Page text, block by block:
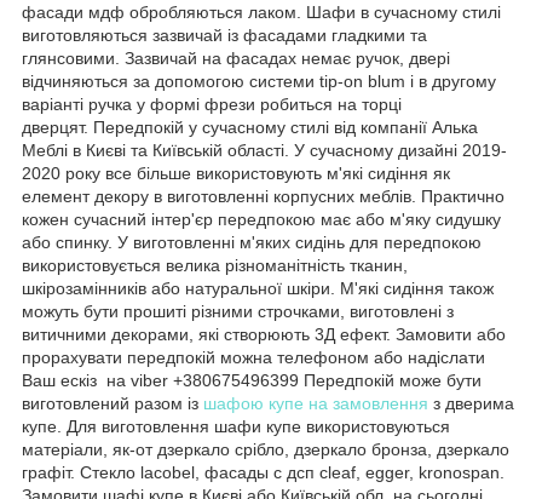
фасади мдф обробляються лаком. Шафи в сучасному стилі
виготовляються зазвичай із фасадами гладкими та
глянсовими. Зазвичай на фасадах немає ручок, двері
відчиняються за допомогою системи tip-on blum і в другому
варіанті ручка у формі фрези робиться на торці
дверцят. Передпокій у сучасному стилі від компанії Алька
Меблі в Києві та Київській області. У сучасному дизайні 2019-
2020 року все більше використовують м'які сидіння як
елемент декору в виготовленні корпусних меблів. Практично
кожен сучасний інтер'єр передпокою має або м'яку сидушку
або спинку. У виготовленні м'яких сидінь для передпокою
використовується велика різноманітність тканин,
шкірозамінників або натуральної шкіри. М'які сидіння також
можуть бути прошиті різними строчками, виготовлені з
витичними декорами, які створюють 3Д ефект. Замовити або
прорахувати передпокій можна телефоном або надіслати
Ваш ескіз на viber +380675496399 Передпокій може бути
виготовлений разом із шафою купе на замовлення з дверима
купе. Для виготовлення шафи купе використовуються
матеріали, як-от дзеркало срібло, дзеркало бронза, дзеркало
графіт. Стекло lacobel, фасады с дсп cleaf, egger, kronospan.
Замовити шафі купе в Києві або Київській обл. на сьогодні